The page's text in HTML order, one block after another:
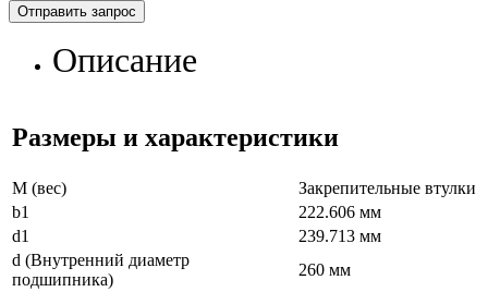
Отправить запрос
Описание
Размеры и характеристики
M (вес)
Закрепительные втулки
b1
222.606 мм
d1
239.713 мм
d (Внутренний диаметр
подшипника)
260 мм